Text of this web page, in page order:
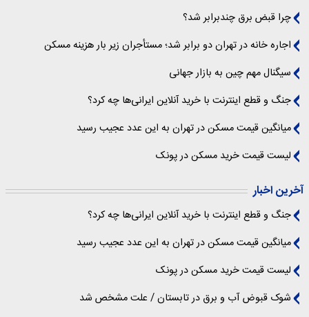
چرا قبض برق چندبرابر شد؟
اجاره خانه در تهران دو برابر شد؛ مستأجران زیر بار هزینه مسکن
سیگنال‌ مهم چین به بازار جهانی
جنگ و قطع اینترنت با خرید آنلاین ایرانی‌ها چه کرد؟
میانگین قیمت مسکن در تهران به این عدد عجیب رسید
لیست قیمت خرید مسکن در پونک
آخرین اخبار
جنگ و قطع اینترنت با خرید آنلاین ایرانی‌ها چه کرد؟
میانگین قیمت مسکن در تهران به این عدد عجیب رسید
لیست قیمت خرید مسکن در پونک
شوک قبوض آب و برق در تابستان / علت مشخص شد